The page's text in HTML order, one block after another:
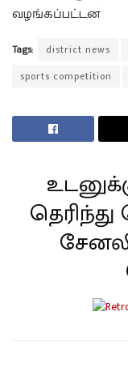
வழங்கப்பட்டன
Tags: district news
sports competition